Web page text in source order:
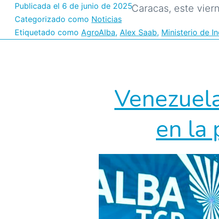
Caracas, este
Publicada el 6 de junio de 2025
Categorizado como Noticias
Etiquetado como AgroAlba, Alex Saab, Ministerio de
en la